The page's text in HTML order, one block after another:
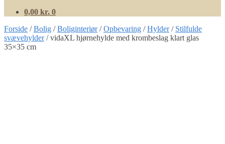
0,00 kr. 0
Forside /Bolig /Boliginteriør/Opbevaring /Hylder/ Stilfulde
svævehylder/vidaXL hjørnehylde med krombeslag klart glas
35×35 cm